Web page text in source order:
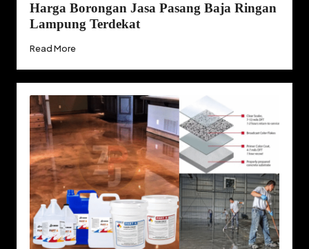
Harga Borongan Jasa Pasang Baja Ringan
Lampung Terdekat
Read More